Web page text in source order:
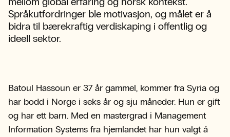
Språkutfordringer ble motivasjon, og målet er å
bidra til bærekraftig verdiskaping i offentlig og
ideell sektor.
Batoul Hassoun er 37 år gammel, kommer fra Syria og
har bodd i Norge i seks år og sju måneder. Hun er gift
og har ett barn. Med en mastergrad i Management
Information Systems fra hjemlandet har hun valgt å